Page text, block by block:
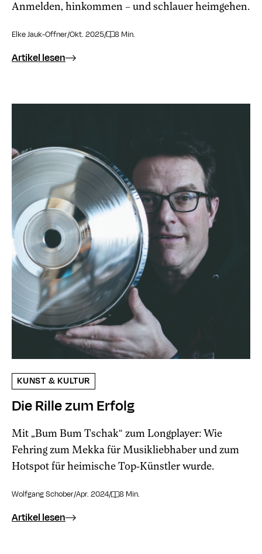
Anmelden, hinkommen – und schlauer heimgehen.
Elke Jauk-Offner/Okt. 2025/ 8 Min.
Artikel lesen
KUNST & KULTUR
Die Rille zum Erfolg
Mit „Bum Bum Tschak“ zum Longplayer: Wie
Fehring zum Mekka für Musikliebhaber und zum
Hotspot für heimische Top-Künstler wurde.
Wolfgang Schober/Apr. 2024/ 8 Min.
Artikel lesen